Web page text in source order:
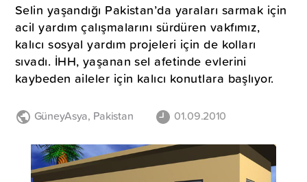
Selin yaşandığı Pakistan’da yaraları sarmak için
acil yardım çalışmalarını sürdüren vakfımız,
kalıcı sosyal yardım projeleri için de kolları
sıvadı. İHH, yaşanan sel afetinde evlerini
kaybeden aileler için kalıcı konutlara başlıyor.
GüneyAsya, Pakistan 01.09.2010